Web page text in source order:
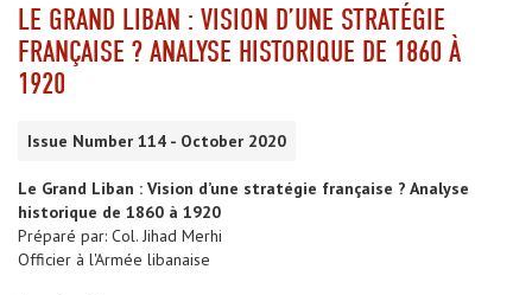
LE GRAND LIBAN : VISION D’UNE STRATÉGIE
FRANÇAISE ? ANALYSE HISTORIQUE DE 1860 À
1920
Issue Number 114 - October 2020
Le Grand Liban : Vision d’une stratégie française ? Analyse
historique de 1860 à 1920
Préparé par: Col. Jihad Merhi
Officier à l'Armée libanaise